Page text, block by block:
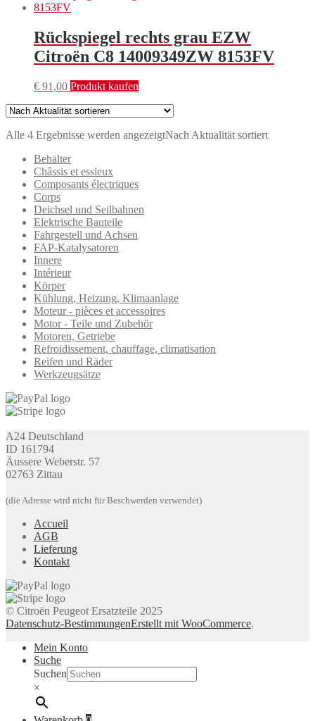
Rückspiegel rechts grau EZW
Citroën C8 14009349ZW 8153FV
€ 91,00 Produkt kaufen
Alle 4 Ergebnisse werden angezeigtNach Aktualität sortiert
Behälter
Châssis et essieux
Composants électriques
Corps
Deichsel und Seilbahnen
Elektrische Bauteile
Fahrgestell und Achsen
FAP-Katalysatoren
Innere
Intérieur
Körper
Kühlung, Heizung, Klimaanlage
Moteur - pièces et accessoires
Motor - Teile und Zubehör
Motoren, Getriebe
Refroidissement, chauffage, climatisation
Reifen und Räder
Werkzeugsätze
A24 Deutschland
ID 161794
Äussere Weberstr. 57
02763 Zittau
(die Adresse wird nicht für Beschwerden verwendet)
Accueil
AGB
Lieferung
Kontakt
© Citroën Peugeot Ersatzteile 2025
Datenschutz-BestimmungenErstellt mit WooCommerce.
Mein Konto
Suche
Suchen
×